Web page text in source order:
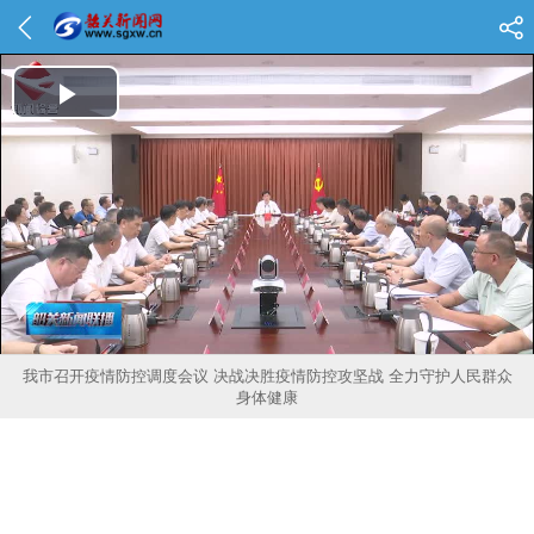
Play Video
我市召开疫情防控调度会议 决战决胜疫情防控攻坚战 全力守护人民群众
身体健康